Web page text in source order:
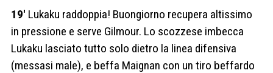
19′ Lukaku raddoppia! Buongiorno recupera altissimo
in pressione e serve Gilmour. Lo scozzese imbecca
Lukaku lasciato tutto solo dietro la linea difensiva
(messasi male), e beffa Maignan con un tiro beffardo